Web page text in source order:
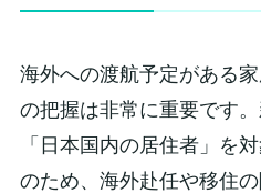
海外への渡航予定がある
の把握は非常に重要です
「日本国内の居住者」を
のため、海外赴任や移住